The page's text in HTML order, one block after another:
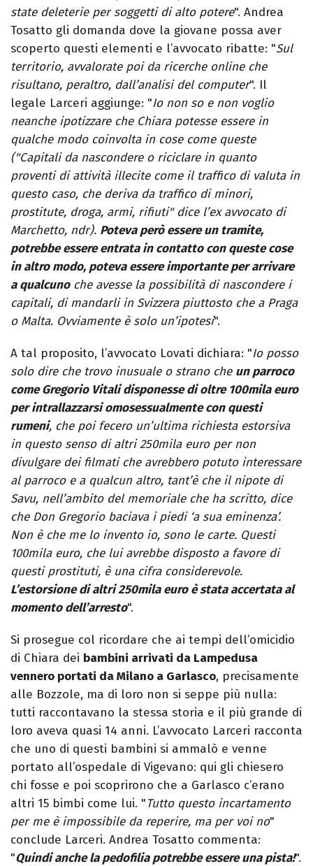
state deleterie per soggetti di alto potere". Andrea
Tosatto gli domanda dove la giovane possa aver
scoperto questi elementi e l’avvocato ribatte: "Sul
territorio, avvalorate poi da ricerche online che
risultano, peraltro, dall’analisi del computer". Il
legale Larceri aggiunge: "Io non so e non voglio
neanche ipotizzare che Chiara potesse essere in
qualche modo coinvolta in cose come queste
("Capitali da nascondere o riciclare in quanto
proventi di attività illecite come il traffico di valuta in
questo caso, che deriva da traffico di minori,
prostitute, droga, armi, rifiuti" dice l’ex avvocato di
Marchetto, ndr). Poteva però essere un tramite,
potrebbe essere entrata in contatto con queste cose
in altro modo, poteva essere importante per arrivare
a qualcunoche avesse la possibilità di nascondere i
capitali, di mandarli in Svizzera piuttosto che a Praga
o Malta. Ovviamente è solo un’ipotesi".
A tal proposito, l’avvocato Lovati dichiara: "Io posso
solo dire che trovo inusuale o strano che un parroco
come Gregorio Vitali disponesse di oltre 100mila euro
per intrallazzarsi omosessualmente con questi
rumeni, che poi fecero un’ultima richiesta estorsiva
in questo senso di altri 250mila euro per non
divulgare dei filmati che avrebbero potuto interessare
al parroco e a qualcun altro, tant’è che il nipote di
Savu, nell’ambito del memoriale che ha scritto, dice
che Don Gregorio baciava i piedi ‘a sua eminenza’.
Non è che me lo invento io, sono le carte. Questi
100mila euro, che lui avrebbe disposto a favore di
questi prostituti, è una cifra considerevole.
L’estorsione di altri 250mila euro è stata accertata al
momento dell’arresto".
Si prosegue col ricordare che ai tempi dell’omicidio
di Chiara dei bambini arrivati da Lampedusa
vennero portati da Milano a Garlasco, precisamente
alle Bozzole, ma di loro non si seppe più nulla:
tutti raccontavano la stessa storia e il più grande di
loro aveva quasi 14 anni. L’avvocato Larceri racconta
che uno di questi bambini si ammalò e venne
portato all’ospedale di Vigevano: qui gli chiesero
chi fosse e poi scoprirono che a Garlasco c’erano
altri 15 bimbi come lui. "Tutto questo incartamento
per me è impossibile da reperire, ma per voi no"
conclude Larceri. Andrea Tosatto commenta:
"Quindi anche la pedofilia potrebbe essere una pista!".